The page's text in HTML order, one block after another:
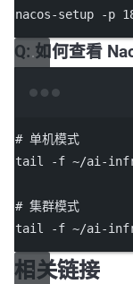
nacos-setup
-p
Q: 如何查看
# 单机模式
tail
-f ~/ai-
# 集群模式
tail
-f ~/ai-
相关链接